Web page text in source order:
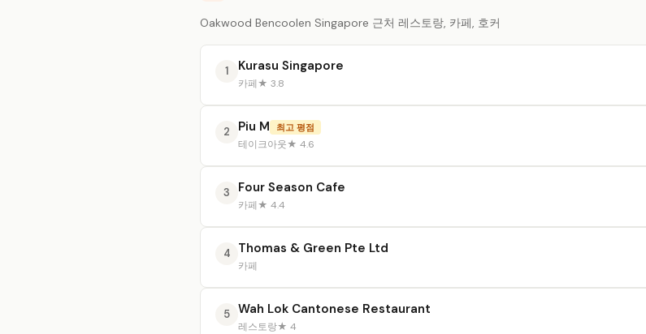
Oakwood Bencoolen Singapore 근처 레스토랑, 카페, 호커
1 Kurasu Singapore
카페★ 3.8
2 Piu M 최고 평점
테이크아웃★ 4.6
3 Four Season Cafe
카페★ 4.4
4 Thomas & Green Pte Ltd
카페
5 Wah Lok Cantonese Restaurant
레스토랑★ 4